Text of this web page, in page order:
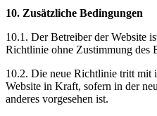
10. Zusätzliche Bedingungen
10.1. Der Betreiber der Website
Richtlinie ohne Zustimmung des
10.2. Die neue Richtlinie tritt mit
Website in Kraft, sofern in der
anderes vorgesehen ist.